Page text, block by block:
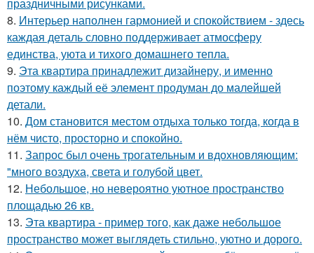
8. Интерьер наполнен гармонией и спокойствием - здесь
каждая деталь словно поддерживает атмосферу
единства, уюта и тихого домашнего тепла.
9. Эта квартира принадлежит дизайнеру, и именно
поэтому каждый её элемент продуман до малейшей
детали.
10. Дом становится местом отдыха только тогда, когда в
нём чисто, просторно и спокойно.
11. Запрос был очень трогательным и вдохновляющим:
"много воздуха, света и голубой цвет.
12. Небольшое, но невероятно уютное пространство
площадью 26 кв.
13. Эта квартира - пример того, как даже небольшое
пространство может выглядеть стильно, уютно и дорого.